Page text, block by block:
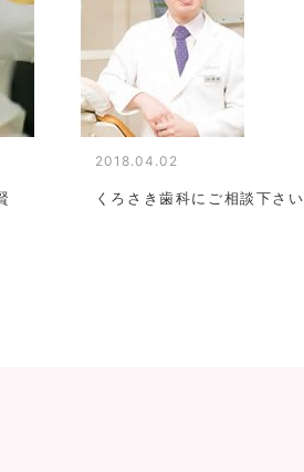
2018.04.02
くろさき歯科にご相談下さ